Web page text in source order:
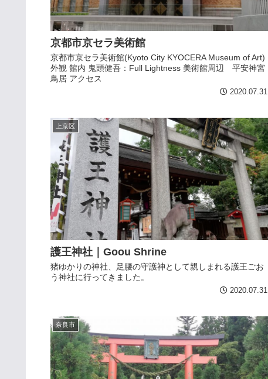
京都市京セラ美術館
京都市京セラ美術館(Kyoto City KYOCERA Museum of Art)
外観 館内 鬼頭健吾：Full Lightness 美術館周辺 平安神宮
鳥居 アクセス
2020.07.31
上京区
護王神社｜Goou Shrine
猪ゆかりの神社、足腰の守護神として親しまれる護王ごお
う神社に行ってきました。
2020.07.31
奈良市